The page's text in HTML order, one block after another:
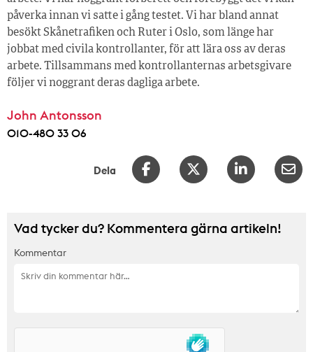
påverka innan vi satte i gång testet. Vi har bland annat
besökt Skånetrafiken och Ruter i Oslo, som länge har
jobbat med civila kontrollanter, för att lära oss av deras
arbete. Tillsammans med kontrollanternas arbetsgivare
följer vi noggrant deras dagliga arbete.
John Antonsson
010-480 33 06
Dela
Vad tycker du? Kommentera gärna artikeln!
Kommentar